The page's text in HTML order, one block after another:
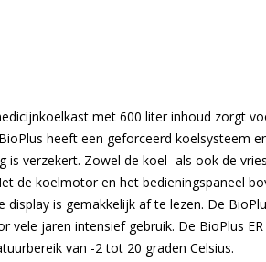
met 600 liter inhoud zorgt
heeft een geforceerd koelsysteem
verzekert. Zowel de koel- als ook de
de koelmotor en het bedieningspaneel
is gemakkelijk af te lezen. De
vele jaren intensief gebruik. De BioPlus
van -2 tot 20 graden Celsius.